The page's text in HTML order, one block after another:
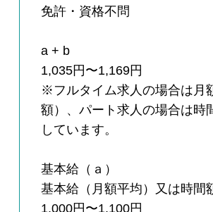
免許・資格不問
a + b
1,035円〜1,169円
※フルタイム求人の場合は月
額）、パート求人の場合は時
しています。
基本給（ａ）
基本給（月額平均）又は時間
1,000円〜1,100円